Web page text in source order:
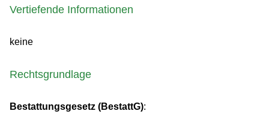
Vertiefende Informationen
keine
Rechtsgrundlage
Bestattungsgesetz (BestattG):